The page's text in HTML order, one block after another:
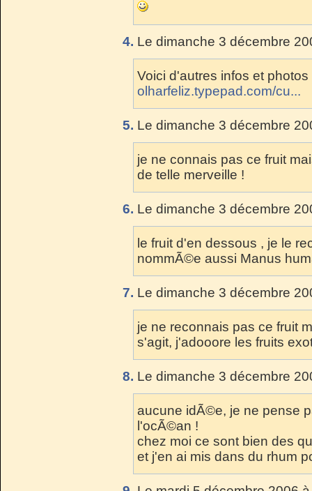
4. Le dimanche 3 décembre
Voici d'autres infos et
olharfeliz.typepad.com/cu...
5. Le dimanche 3 décembre
je ne connais pas ce fruit
de telle merveille !
6. Le dimanche 3 décembre
le fruit d'en dessous , je le
nommÃ©e aussi Manus
7. Le dimanche 3 décembre
je ne reconnais pas ce fruit
s'agit, j'adooore les fruits
8. Le dimanche 3 décembre
aucune idÃ©e, je ne pense
l'ocÃ©an !
chez moi ce sont bien des
et j'en ai mis dans du rhum